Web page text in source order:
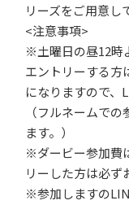
リーズをご用意し
<注意事項>
※土曜日の昼12時
エントリーする方
になりますので、
（フルネームで
ます。）
※ダービー参加費
リーした方は必ず
※参加しますの